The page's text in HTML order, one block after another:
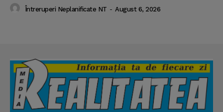
Întreruperi Neplanificate NT - August 6, 2026